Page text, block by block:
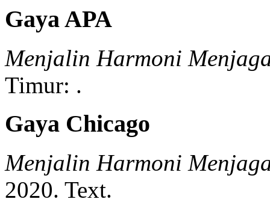
Gaya APA
Menjalin Harmoni
Timur: .
Gaya Chicago
Menjalin Harmoni
2020. Text.